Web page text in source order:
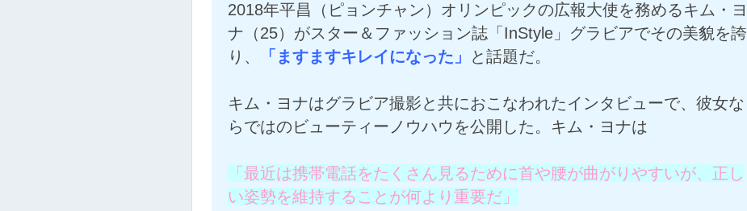
2018年平昌（ピョンチャン）オリンピックの広報大使を務めるキム・ヨ
ナ（25）がスター＆ファッション誌「InStyle」グラビアでその美貌を誇
り、
「ますますキレイになった」 と話題だ。
キム・ヨナはグラビア撮影と共におこなわれたインタビューで、彼女な
らではのビューティーノウハウを公開した。キム・ヨナは
「最近は携帯電話をたくさん見るために首や腰が曲がりやすいが、正し
い姿勢を維持することが何より重要だ」